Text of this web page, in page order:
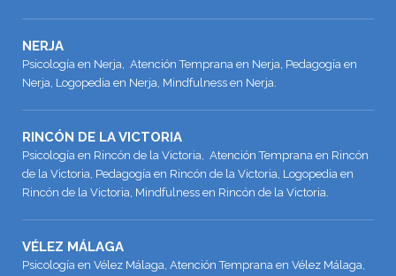
NERJA
Psicología en Nerja, Atención Temprana en Nerja, Pedagogía en
Nerja, Logopedia en Nerja, Mindfulness en Nerja.
RINCÓN DE LA VICTORIA
Psicología en Rincón de la Victoria, Atención Temprana en Rincón
de la Victoria, Pedagogía en Rincón de la Victoria, Logopedia en
Rincón de la Victoria, Mindfulness en Rincón de la Victoria.
VÉLEZ MÁLAGA
Psicología en Vélez Málaga, Atención Temprana en Vélez Málaga,